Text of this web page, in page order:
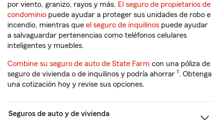
por viento, granizo, rayos y más. El seguro de propietarios de
condominio puede ayudar a proteger sus unidades de robo e
incendio, mientras que el seguro de inquilinos puede ayudar
a salvaguardar pertenencias como teléfonos celulares
inteligentes y muebles.
Combine su seguro de auto de State Farm con una póliza de
seguro de vivienda o de inquilinos y podría ahorrar 1. Obtenga
una cotización hoy y revise sus opciones.
Seguros de auto y de vivienda